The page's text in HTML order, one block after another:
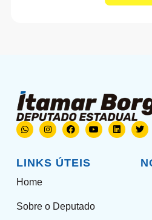
LINKS ÚTEIS
Home
Sobre o Deputado